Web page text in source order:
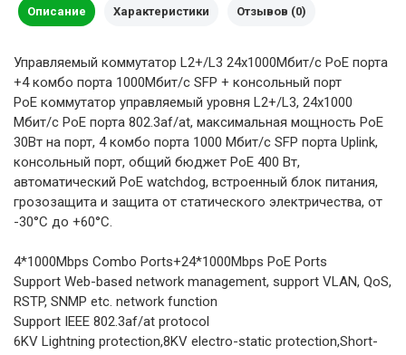
Описание Характеристики Отзывов (0)
Управляемый коммутатор L2+/L3 24x1000Мбит/с PoE порта
+4 комбо порта 1000Мбит/с SFP + консольный порт
PoE коммутатор управляемый уровня L2+/L3, 24x1000
Мбит/с PoE порта 802.3af/at, максимальная мощность PoE
30Вт на порт, 4 комбо порта 1000 Мбит/с SFP порта Uplink,
консольный порт, общий бюджет PoE 400 Вт,
автоматический PoE watchdog, встроенный блок питания,
грозозащита и защита от статического электричества, от
-30°С до +60°С.
4*1000Mbps Combo Ports+24*1000Mbps PoE Ports
Support Web-based network management, support VLAN, QoS,
RSTP, SNMP etc. network function
Support IEEE 802.3af/at protocol
6KV Lightning protection,8KV electro-static protection,Short-